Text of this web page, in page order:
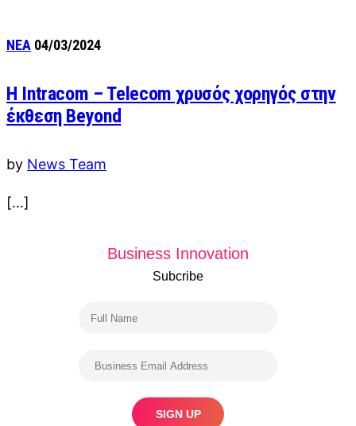
ΝΕΑ 04/03/2024
Η Intracom – Telecom χρυσός χορηγός στην
έκθεση Beyond
by News Team
[…]
Business Innovation
Subcribe